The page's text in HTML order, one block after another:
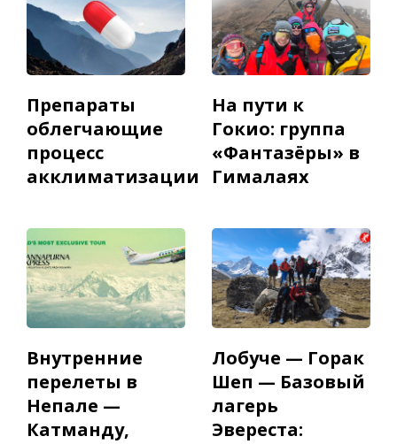
Препараты
облегчающие
процесс
акклиматизации
На пути к
Гокио: группа
«Фантазёры» в
Гималаях
Внутренние
перелеты в
Непале —
Катманду,
Лобуче — Горак
Шеп — Базовый
лагерь
Эвереста: